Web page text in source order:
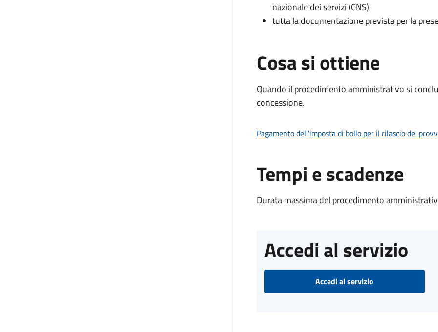
nazionale dei servizi (CNS)
tutta la documentazione prevista per la
Cosa si ottiene
Quando il procedimento amministrativo si
concessione.
Pagamento dell'imposta di bollo per il rilascio del
Tempi e scadenze
Durata massima del procedimento
Accedi al servizio
Accedi al servizio